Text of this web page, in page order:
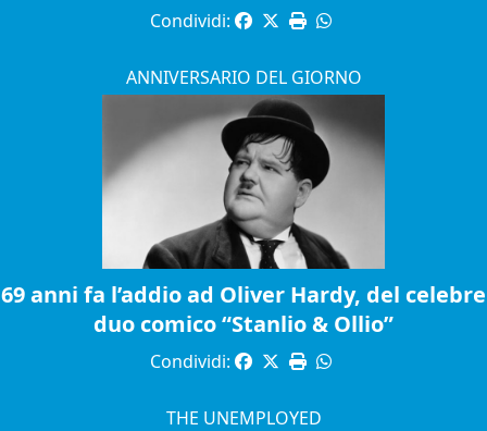
Condividi:
ANNIVERSARIO DEL GIORNO
69 anni fa l’addio ad Oliver Hardy, del celebre
duo comico “Stanlio & Ollio”
Condividi:
THE UNEMPLOYED